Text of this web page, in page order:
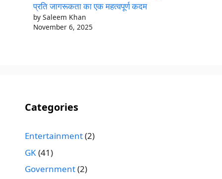
प्रति जागरूकता का एक महत्वपूर्ण कदम
by Saleem Khan
November 6, 2025
Categories
Entertainment(2)
GK (41)
Government(2)